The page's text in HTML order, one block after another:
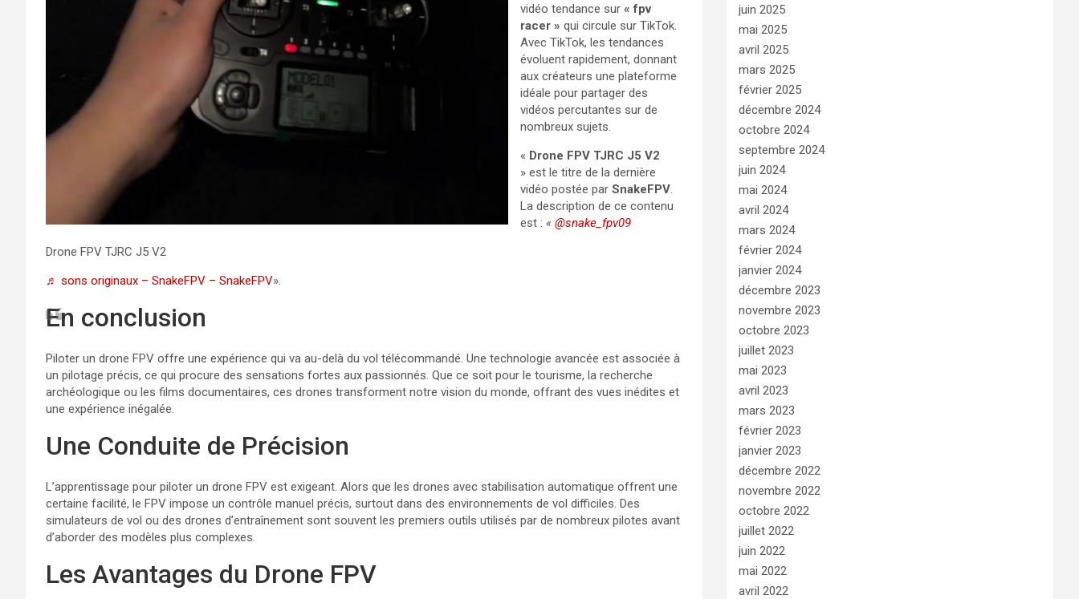
vidéo tendance sur « fpv
racer » qui circule sur TikTok.
Avec TikTok, les tendances
évoluent rapidement, donnant
aux créateurs une plateforme
idéale pour partager des
vidéos percutantes sur de
nombreux sujets.
« Drone FPV TJRC J5 V2
» est le titre de la dernière
vidéo postée par SnakeFPV.
La description de ce contenu
est : « @snake_fpv09
Drone FPV TJRC J5 V2
♬ sons originaux – SnakeFPV – SnakeFPV».
En conclusion
Piloter un drone FPV offre une expérience qui va au-delà du vol télécommandé. Une technologie avancée est associée à
un pilotage précis, ce qui procure des sensations fortes aux passionnés. Que ce soit pour le tourisme, la recherche
archéologique ou les films documentaires, ces drones transforment notre vision du monde, offrant des vues inédites et
une expérience inégalée.
Une Conduite de Précision
L’apprentissage pour piloter un drone FPV est exigeant. Alors que les drones avec stabilisation automatique offrent une
certaine facilité, le FPV impose un contrôle manuel précis, surtout dans des environnements de vol difficiles. Des
simulateurs de vol ou des drones d’entraînement sont souvent les premiers outils utilisés par de nombreux pilotes avant
d’aborder des modèles plus complexes.
Les Avantages du Drone FPV
juin 2025
mai 2025
avril 2025
mars 2025
février 2025
décembre 2024
octobre 2024
septembre 2024
juin 2024
mai 2024
avril 2024
mars 2024
février 2024
janvier 2024
décembre 2023
novembre 2023
octobre 2023
juillet 2023
mai 2023
avril 2023
mars 2023
février 2023
janvier 2023
décembre 2022
novembre 2022
octobre 2022
juillet 2022
juin 2022
mai 2022
avril 2022